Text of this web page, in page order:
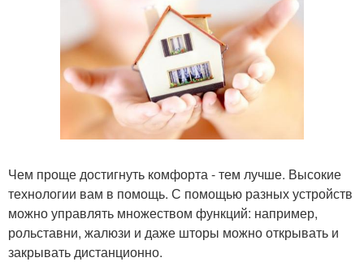
Чем проще достигнуть комфорта - тем лучше. Высокие
технологии вам в помощь. С помощью разных устройств
можно управлять множеством функций: например,
рольставни, жалюзи и даже шторы можно открывать и
закрывать дистанционно.